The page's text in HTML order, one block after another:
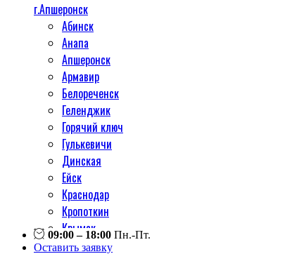
г.Апшеронск
Абинск
Анапа
Апшеронск
Армавир
Белореченск
Геленджик
Горячий ключ
Гулькевичи
Динская
Ейск
Краснодар
Кропоткин
Крымск
Кореновск
09:00 – 18:00 Пн.-Пт.
Оставить заявку